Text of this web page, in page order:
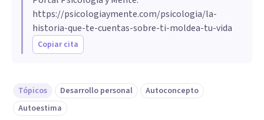
https://psicologiaymente.com/psicologia/la-
historia-que-te-cuentas-sobre-ti-moldea-tu-vida
Copiar cita
Tópicos Desarrollo personal
Autoconcepto
Autoestima